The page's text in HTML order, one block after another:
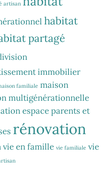
artisan
habitat
partagé
immobilier
familiale maison
multigénérationnelle
espaceparents et
rénovation
vie en famille vie familiale vie